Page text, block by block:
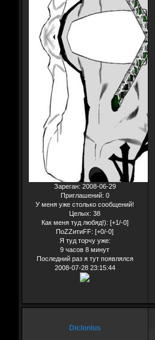
Зареган: 2008-06-29
Приглашений: 0
У меня уже столько сообщений!
Целых: 38
Как меня туд любяд!): [+1/-0]
ПоZZитиFF: [+0/-0]
Я туд торчу уже:
9 часов 8 минут
Последний раз я тут появлялся
2008-07-28 23:15:44
Diclonius